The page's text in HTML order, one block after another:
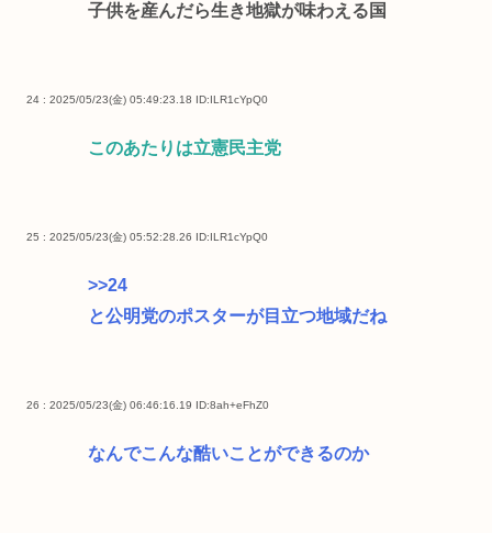
子供を産んだら生き地獄が味わえる国
24 : 2025/05/23(金) 05:49:23.18 ID:ILR1cYpQ0
このあたりは立憲民主党
25 : 2025/05/23(金) 05:52:28.26 ID:ILR1cYpQ0
>>24
と公明党のポスターが目立つ地域だね
26 : 2025/05/23(金) 06:46:16.19 ID:8ah+eFhZ0
なんでこんな酷いことができるのか